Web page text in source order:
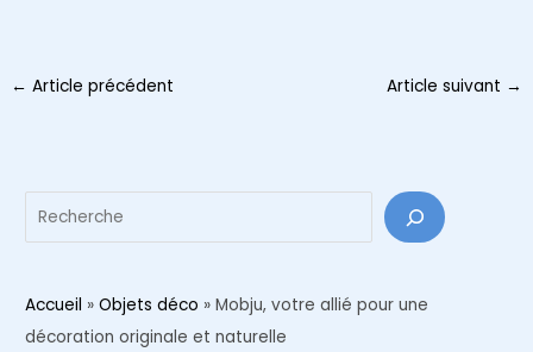
Navigation
← Article précédent Article suivant →
Accueil » Objets déco » Mobju, votre allié pour une
décoration originale et naturelle